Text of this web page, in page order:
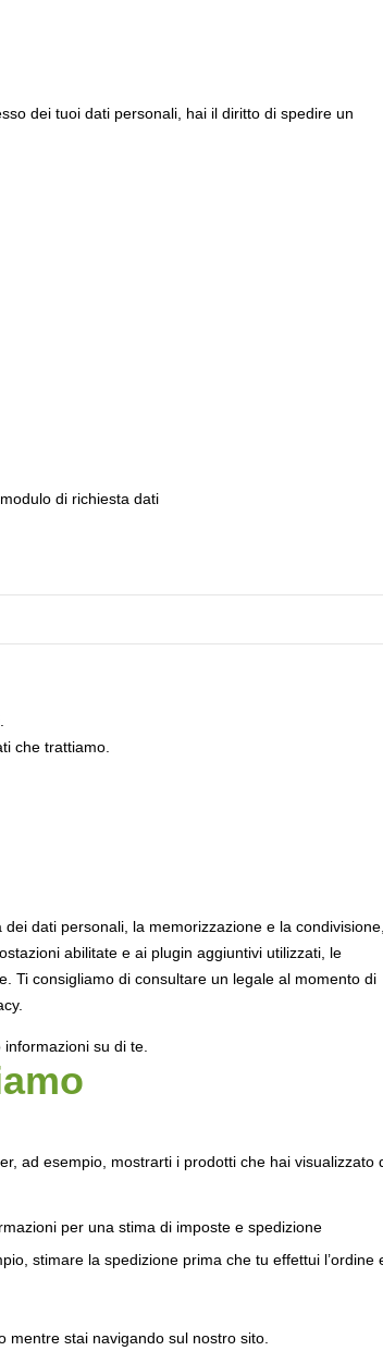
dei tuoi dati personali, hai il diritto di spedire un
di richiesta dati
che trattiamo.
dati personali, la memorizzazione e la
abilitate e ai plugin aggiuntivi utilizzati, le
Ti consigliamo di consultare un legale al momento di
su di te.
ad esempio, mostrarti i prodotti che hai visualizzato
per una stima di imposte e spedizione
stimare la spedizione prima che tu effettui l’ordine
stai navigando sul nostro sito.